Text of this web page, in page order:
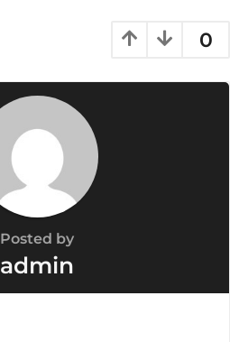
0
Posted by
admin